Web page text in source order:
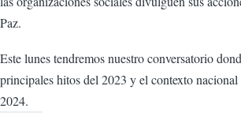
Paz.
Este lunes tendremos nuestro conversatorio
principales hitos del 2023 y el contexto nacional
2024.